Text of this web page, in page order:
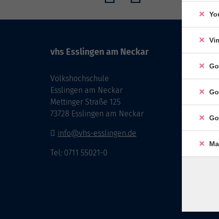
vhs Esslingen am Neckar
Volkshochschule
Esslingen am Neckar
Mettinger Straße 125
73728 Esslingen am Neckar
info@vhs-esslingen.de
Tel: 0711 55021-0